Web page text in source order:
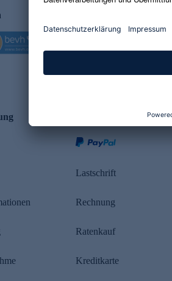
Lastschrift
Rechnung
Ratenkauf
Kreditkarte